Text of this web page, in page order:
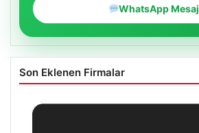
WhatsApp Mesaj
Son Eklenen Firmalar